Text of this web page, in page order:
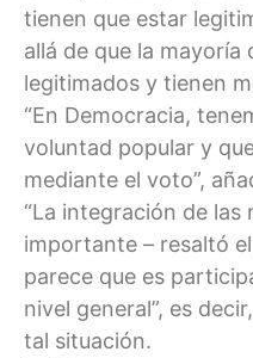
tienen que estar
allá de que la mayoría
legitimados y tienen
“En Democracia,
voluntad popular y
mediante el voto”,
“La integración de las
importante – resaltó
parece que es
nivel general”, es
tal situación.